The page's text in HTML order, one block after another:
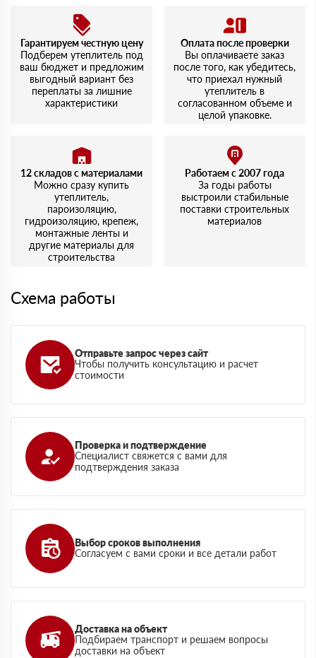
Гарантируем честную цену
Подберем утеплитель под
ваш бюджет и предложим
выгодный вариант без
переплаты за лишние
характеристики
Оплата после проверки
Вы оплачиваете заказ
после того, как убедитесь,
что приехал нужный
утеплитель в
согласованном объеме и
целой упаковке.
12 складов с материалами
Можно сразу купить
утеплитель,
пароизоляцию,
гидроизоляцию, крепеж,
монтажные ленты и
другие материалы для
строительства
Работаем с 2007 года
За годы работы
выстроили стабильные
поставки строительных
материалов
Схема работы
Отправьте запрос через сайт
Чтобы получить консультацию и расчет
стоимости
Проверка и подтверждение
Специалист свяжется с вами для
подтверждения заказа
Выбор сроков выполнения
Согласуем с вами сроки и все детали работ
Доставка на объект
Подбираем транспорт и решаем вопросы
доставки на объект